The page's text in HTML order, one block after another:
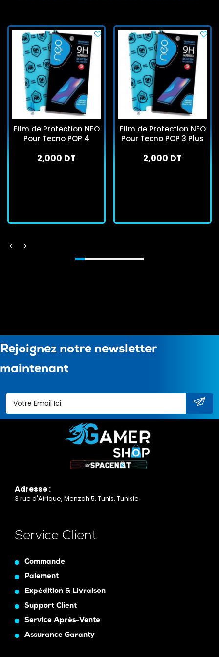
Film de Protection NEO
Pour Tecno POP 4
2,000 DT
Film de Protection NEO
Pour Tecno POP 3 Plus
2,000 DT
Rejoignez notre newsletter
maintenant
Adresse :
3 rue d'Afrique, Menzah 5, Tunis, Tunisie
Service Client
Commande
Paiement
Expédition & Livraison
Support Client
Service Après-Vente
Assurance Garanty